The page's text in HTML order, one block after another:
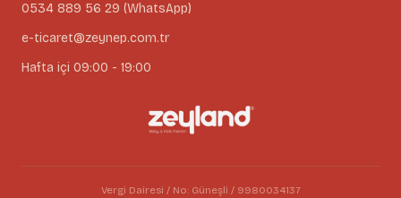
0534 889 56 29 (WhatsApp)
e-ticaret@zeynep.com.tr
Hafta içi 09:00 - 19:00
Vergi Dairesi / No: Güneşli / 9980034137